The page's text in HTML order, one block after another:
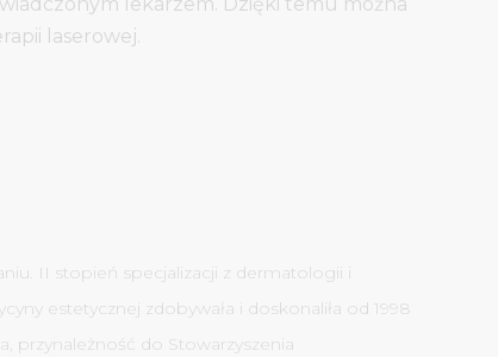
laserowej.
II stopień specjalizacji z dermatologii i
estetycznej zdobywała i doskonaliła od 1998
przynależność do Stowarzyszenia